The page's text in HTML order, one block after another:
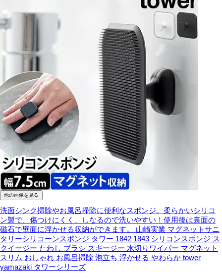
他の画像を見る
洗面シンク掃除やお風呂掃除に便利なスポンジ。柔らかいシリコ
ン製で、傷つけにくく、しなるので洗いやすい！使用後は裏面の
磁石で壁面に浮かせる収納ができます。
山崎実業 マグネットサニ
タリーシリコーンスポンジ タワー 1842 1843 シリコンスポンジ ス
クイージー たわし ブラシ スキージー 水切りワイパー マグネット
スリム おしゃれ お風呂掃除 泡立ち 浮かせる やわらか tower
yamazaki タワーシリーズ